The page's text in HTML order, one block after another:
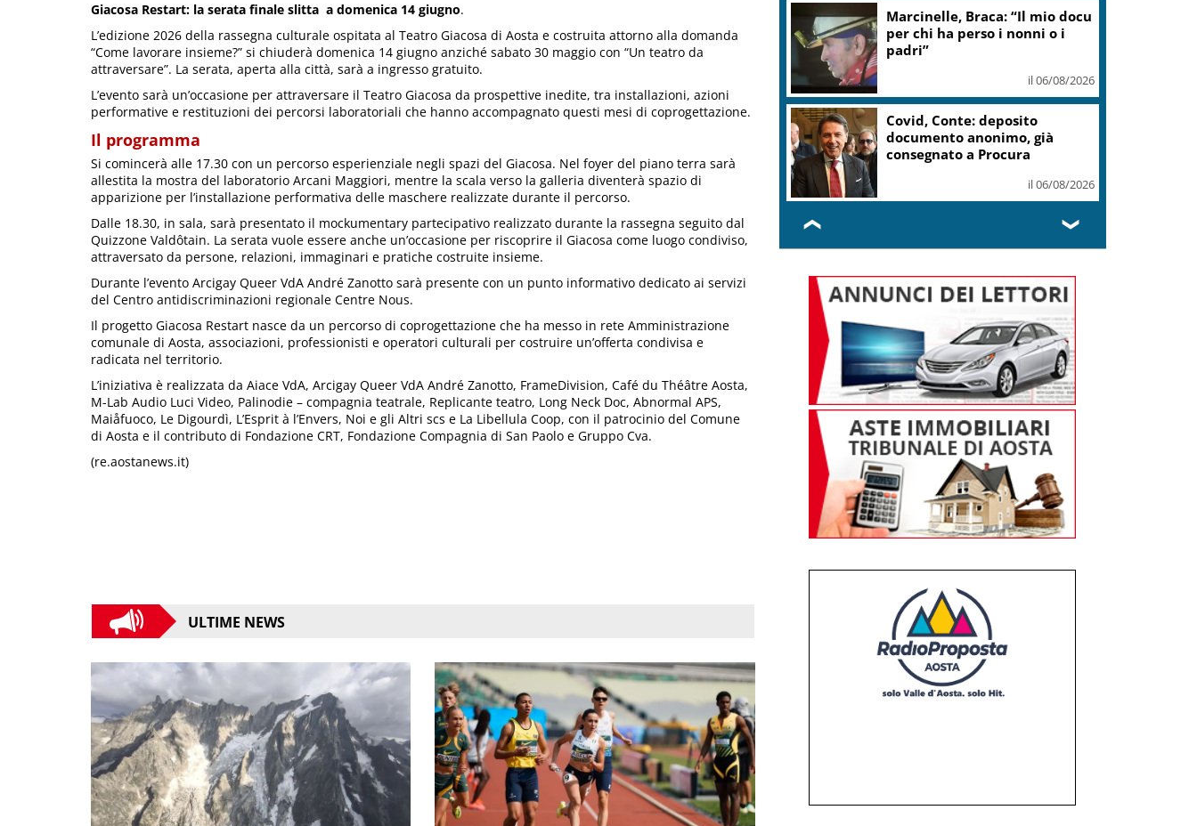
Giacosa Restart: la serata finale slitta a domenica 14 giugno.
L’edizione 2026 della rassegna culturale ospitata al Teatro Giacosa di Aosta e costruita attorno alla domanda
“Come lavorare insieme?” si chiuderà domenica 14 giugno anziché sabato 30 maggio con “Un teatro da
attraversare”. La serata, aperta alla città, sarà a ingresso gratuito.
L’evento sarà un’occasione per attraversare il Teatro Giacosa da prospettive inedite, tra installazioni, azioni
performative e restituzioni dei percorsi laboratoriali che hanno accompagnato questi mesi di coprogettazione.
Il programma
Si comincerà alle 17.30 con un percorso esperienziale negli spazi del Giacosa. Nel foyer del piano terra sarà
allestita la mostra del laboratorio Arcani Maggiori, mentre la scala verso la galleria diventerà spazio di
apparizione per l’installazione performativa delle maschere realizzate durante il percorso.
Dalle 18.30, in sala, sarà presentato il mockumentary partecipativo realizzato durante la rassegna seguito dal
Quizzone Valdôtain. La serata vuole essere anche un’occasione per riscoprire il Giacosa come luogo condiviso,
attraversato da persone, relazioni, immaginari e pratiche costruite insieme.
Durante l’evento Arcigay Queer VdA André Zanotto sarà presente con un punto informativo dedicato ai servizi
del Centro antidiscriminazioni regionale Centre Nous.
Il progetto Giacosa Restart nasce da un percorso di coprogettazione che ha messo in rete Amministrazione
comunale di Aosta, associazioni, professionisti e operatori culturali per costruire un’offerta condivisa e
radicata nel territorio.
L’iniziativa è realizzata da Aiace VdA, Arcigay Queer VdA André Zanotto, FrameDivision, Café du Théâtre Aosta,
M-Lab Audio Luci Video, Palinodie – compagnia teatrale, Replicante teatro, Long Neck Doc, Abnormal APS,
Maiåfuoco, Le Digourdì, L’Esprit à l’Envers, Noi e gli Altri scs e La Libellula Coop, con il patrocinio del Comune
di Aosta e il contributo di Fondazione CRT, Fondazione Compagnia di San Paolo e Gruppo Cva.
(re.aostanews.it)
ULTIME NEWS
Marcinelle, Braca: “Il mio docu
per chi ha perso i nonni o i
padri”
il 06/08/2026
Covid, Conte: deposito
documento anonimo, già
consegnato a Procura
il 06/08/2026
❮ ❯